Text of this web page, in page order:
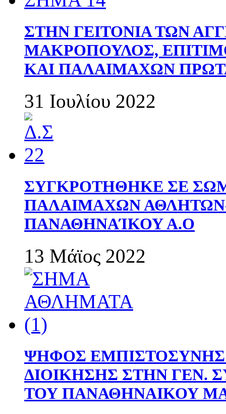
ΣΤΗΝ ΓΕΙΤΟΝΙΑ ΤΩΝ
ΜΑΚΡΟΠΟΥΛΟΣ,
ΚΑΙ ΠΑΛΑΙΜΑΧΩΝ
31 Ιουλίου 2022
ΣΥΓΚΡΟΤΗΘΗΚΕ ΣΕ
ΠΑΛΑΙΜΑΧΩΝ
ΠΑΝΑΘΗΝΑΊΚΟΥ Α.Ο
13 Μάϊος 2022
ΨΗΦΟΣ
ΔΙΟΙΚΗΣΗΣ ΣΤΗΝ ΓΕΝ.
ΤΟΥ ΠΑΝΑΘΗΝΑΙΚΟΥ